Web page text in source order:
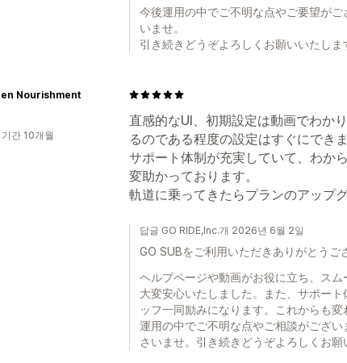
今後運用の中でご不明な点やご要望が
いませ。
引き続きどうぞよろしくお願いいたしま
直感的なUI、初期設定は動画でわか
るのである程度の設定はすぐにできま
サポート体制が充実していて、わか
変助かっております。
軌道に乗ってきたらプランのアップ
Nourishment
간 10개월
답글 GO RIDE,Inc.개 2026년 6월 2일
GO SUBをご利用いただきありがとうご
ヘルプページや動画がお役に立ち、スム
大変安心いたしました。また、サポー
ッフ一同励みになります。これからも
運用の中でご不明な点やご相談がござ
さいませ。引き続きどうぞよろしくお願